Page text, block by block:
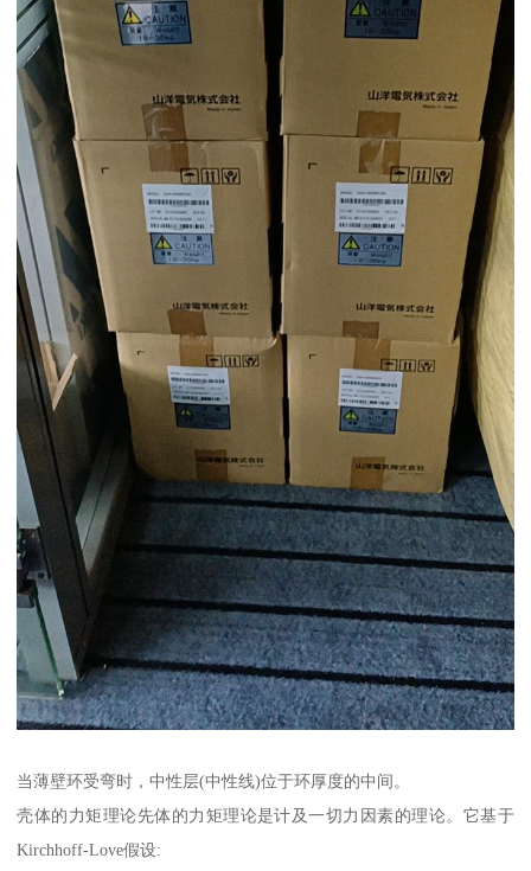
当薄壁环受弯时，中性层(中性线)位于环厚度的中间。
壳体的力矩理论先体的力矩理论是计及一切力因素的理论。它基于
Kirchhoff-Love假设: